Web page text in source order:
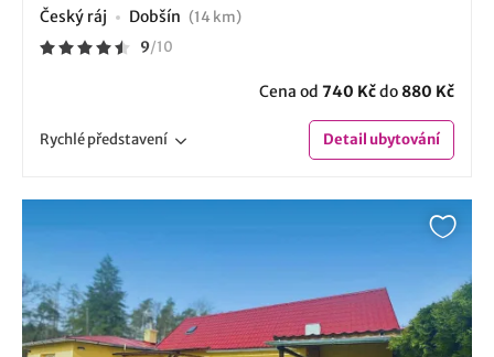
Český ráj Dobšín (14 km)
9/10
Cena od 740 Kčdo 880 Kč
Rychlépředstavení Detailubytování